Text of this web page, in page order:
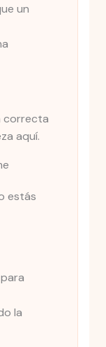
un
correcta
aquí.
estás
la